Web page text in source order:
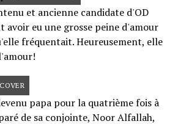
et ancienne candidate d'OD
avoir eu une grosse peine d'amour
fréquentait. Heureusement, elle
papa pour la quatrième fois à
de sa conjointe, Noor Alfallah,